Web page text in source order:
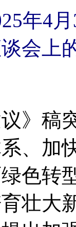
年4
会上
稿突
、加
色转
壮大